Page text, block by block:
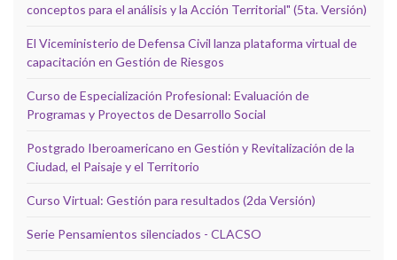
conceptos para el análisis y la Acción Territorial" (5ta. Versión)
El Viceministerio de Defensa Civil lanza plataforma virtual de
capacitación en Gestión de Riesgos
Curso de Especialización Profesional: Evaluación de
Programas y Proyectos de Desarrollo Social
Postgrado Iberoamericano en Gestión y Revitalización de la
Ciudad, el Paisaje y el Territorio
Curso Virtual: Gestión para resultados (2da Versión)
Serie Pensamientos silenciados - CLACSO